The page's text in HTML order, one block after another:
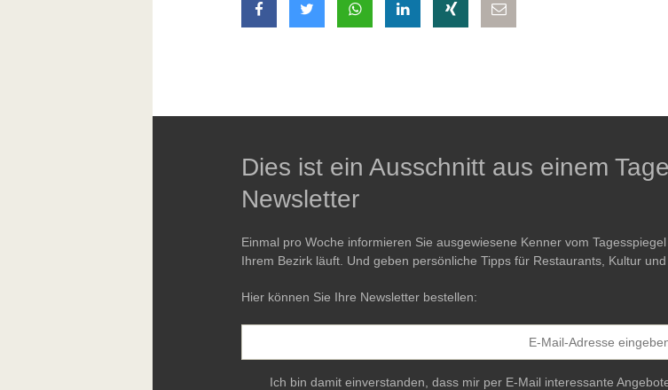
auf Facebook teilen
auf Twitter teilen
mit Whatsapp teilen
auf LinkedIn teilen
auf Xing teilenper E-Mail teilen
Dies ist ein Ausschnitt aus einem
Newsletter
Einmal pro Woche informieren Sie ausgewiesene Kenner vom
Ihrem Bezirk läuft. Und geben persönliche Tipps für Restaurants, Kultur und
Hier können Sie Ihre Newsletter bestellen:
Ich bin damit einverstanden, dass mir per E-Mail interessante